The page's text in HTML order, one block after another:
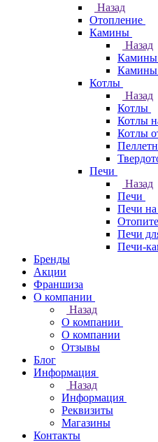
Назад
Отопление
Камины
Назад
Камины
Камины
Котлы
Назад
Котлы
Котлы
Котлы
Печи
Назад
Печи
Печи на
Печи
Печи-
Бренды
Акции
Франшиза
О компании
Назад
О компании
О компании
Отзывы
Блог
Информация
Назад
Информация
Реквизиты
Магазины
Контакты